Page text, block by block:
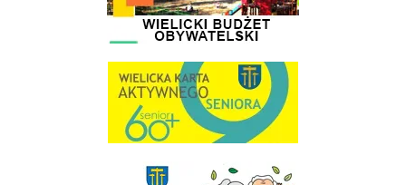
link do strony Wielicka Karta Aktywnego Seniora
link do strony Gminnej Rady Seniorow - Wieliczka